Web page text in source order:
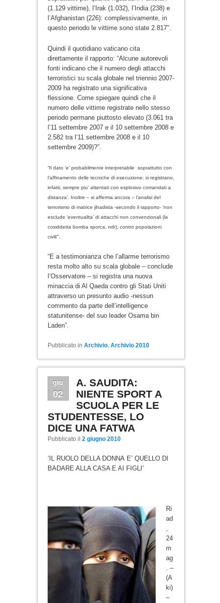
(1.129 vittime), l’Irak (1.032), l’India (238) e
l’Afghanistan (226): complessivamente, in
questo periodo le vittime sono state 2.817″.
Quindi il quotidiano vaticano cita
direttamente il rapporto: “Alcune autorevoli
fonti indicano che il numero degli attacchi
terroristici su scala globale nel triennio 2007-
2009 ha registrato una significativa
flessione. Come spiegare quindi che il
numero delle vittime registrate nello stesso
periodo permane piuttosto elevato (3.061 tra
l’11 settembre 2007 e il 10 settembre 2008 e
2.582 tra l’11 settembre 2008 e il 10
settembre 2009)?”.
“Il dato ‘e’ probabilmente interpretabile soprattutto con
l’affinamento delle tecniche di esecuzione: si registrano,
infatti, sempre piu’ attentati con esplosivo comandati a
distanza’. Inoltre – si afferma ancora – l’analisi del
terrorismo di matrice jihadista -secondo il rapporto- ‘non
esclude ‘eventualita’ di attacchi non convenzionali (la
cosiddetta bomba sporca, ndr), contro popolazioni
civili”‘.
“E a testimonianza che l’allarme terrorismo
resta molto alto su scala globale – conclude
l’Osservatore – si registra una nuova
minaccia di Al Qaeda contro gli Stati Uniti
attraverso un presunto audio -nessun
commento da parte dell’intelligence
statunitense- del suo leader Osama bin
Laden”.
Pubblicato in Archivio, Archivio 2010
giu
02
A. SAUDITA:
NIENTE SPORT A
SCUOLA PER LE
STUDENTESSE, LO
DICE UNA FATWA
Pubblicato il 2 giugno 2010
‘IL RUOLO DELLA DONNA E’ QUELLO DI
BADARE ALLA CASA E AI FIGLI’
Ri
ad
,
24
m
ag
. –
(A
ki)
–